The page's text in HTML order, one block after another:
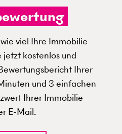
viel Ihre Immobilie
kostenlos und
Ihrer
und 3 einfachen
Ihrer Immobilie
E-Mail.